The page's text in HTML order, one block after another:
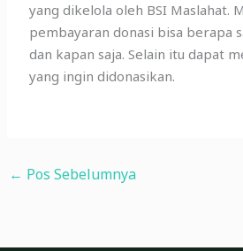
yang dikelola oleh BSI Maslahat.
pembayaran donasi bisa berapa
dan kapan saja. Selain itu dapat
yang ingin didonasikan.
← Pos Sebelumnya